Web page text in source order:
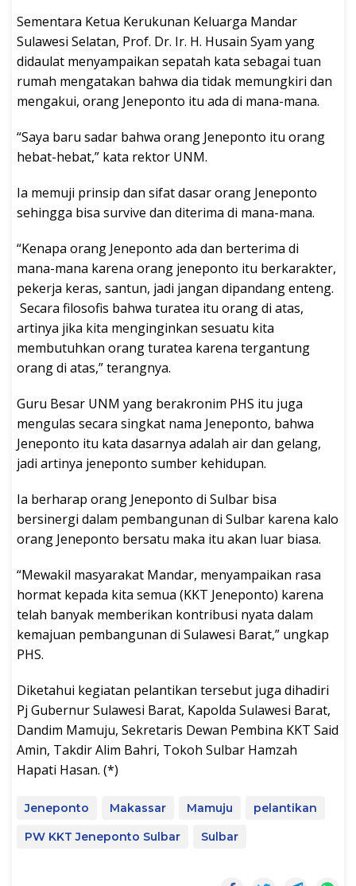
Sementara Ketua Kerukunan Keluarga Mandar
Sulawesi Selatan, Prof. Dr. Ir. H. Husain Syam yang
didaulat menyampaikan sepatah kata sebagai tuan
rumah mengatakan bahwa dia tidak memungkiri dan
mengakui, orang Jeneponto itu ada di mana-mana.
“Saya baru sadar bahwa orang Jeneponto itu orang
hebat-hebat,” kata rektor UNM.
Ia memuji prinsip dan sifat dasar orang Jeneponto
sehingga bisa survive dan diterima di mana-mana.
“Kenapa orang Jeneponto ada dan berterima di
mana-mana karena orang jeneponto itu berkarakter,
pekerja keras, santun, jadi jangan dipandang enteng.
Secara filosofis bahwa turatea itu orang di atas,
artinya jika kita menginginkan sesuatu kita
membutuhkan orang turatea karena tergantung
orang di atas,” terangnya.
Guru Besar UNM yang berakronim PHS itu juga
mengulas secara singkat nama Jeneponto, bahwa
Jeneponto itu kata dasarnya adalah air dan gelang,
jadi artinya jeneponto sumber kehidupan.
Ia berharap orang Jeneponto di Sulbar bisa
bersinergi dalam pembangunan di Sulbar karena kalo
orang Jeneponto bersatu maka itu akan luar biasa.
“Mewakil masyarakat Mandar, menyampaikan rasa
hormat kepada kita semua (KKT Jeneponto) karena
telah banyak memberikan kontribusi nyata dalam
kemajuan pembangunan di Sulawesi Barat,” ungkap
PHS.
Diketahui kegiatan pelantikan tersebut juga dihadiri
Pj Gubernur Sulawesi Barat, Kapolda Sulawesi Barat,
Dandim Mamuju, Sekretaris Dewan Pembina KKT Said
Amin, Takdir Alim Bahri, Tokoh Sulbar Hamzah
Hapati Hasan. (*)
Jeneponto Makassar Mamuju
pelantikan
PW KKT Jeneponto Sulbar
Sulbar